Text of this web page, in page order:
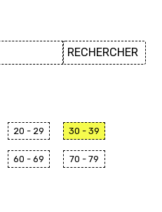
20 - 29 30 - 39
60 - 69 70 - 79